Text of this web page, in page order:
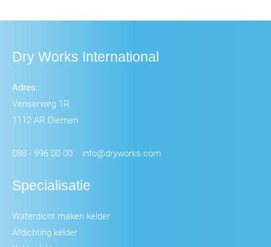
Dry Works International
Adres:
Venserweg 1R
1112 AR Diemen
088 - 996 00 00 info@dryworks.com
Specialisatie
Waterdicht maken kelder
Afdichting kelder